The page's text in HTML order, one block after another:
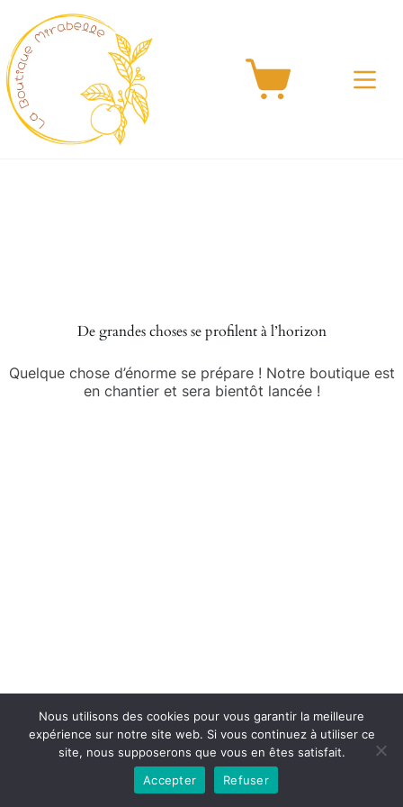
contenu
Panier
d’achat
De grandes choses se profilent à l’horizon
Quelque chose d’énorme se prépare ! Notre boutique est
en chantier et sera bientôt lancée !
Copyright © 2026la boutique mirabelle}.
Nous utilisons des cookies pour vous garantir la meilleure
expérience sur notre site web. Si vous continuez à utiliser ce
site, nous supposerons que vous en êtes satisfait.
Accepter
Refuser